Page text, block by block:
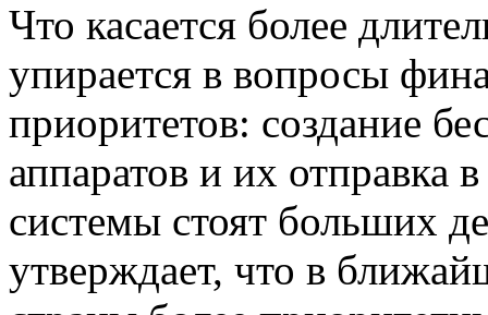
Что касается более
упирается в вопросы
приоритетов: создание
аппаратов и их отправка
системы стоят больших
утверждает, что в